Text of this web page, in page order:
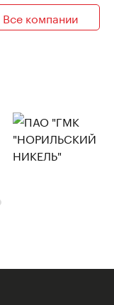
Все компании